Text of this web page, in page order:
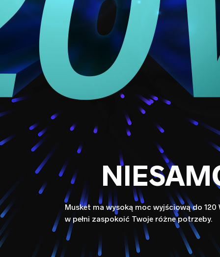
Musket ma wysoką moc wyjściową do 120
w pełni zaspokoić Twoje różne potrzeby.